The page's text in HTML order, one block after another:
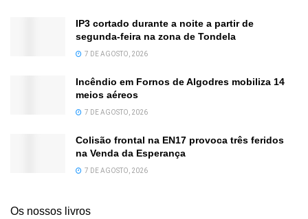
IP3 cortado durante a noite a partir de
segunda-feira na zona de Tondela
7 DE AGOSTO, 2026
Incêndio em Fornos de Algodres mobiliza 14
meios aéreos
7 DE AGOSTO, 2026
Colisão frontal na EN17 provoca três feridos
na Venda da Esperança
7 DE AGOSTO, 2026
Os nossos livros